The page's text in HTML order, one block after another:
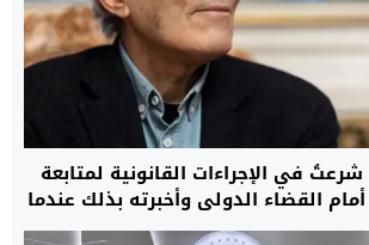
في الإجراءات القانونية لمتابعة
القضاء الدولي وأخبرته بذلك عندما
كنت معتقلا